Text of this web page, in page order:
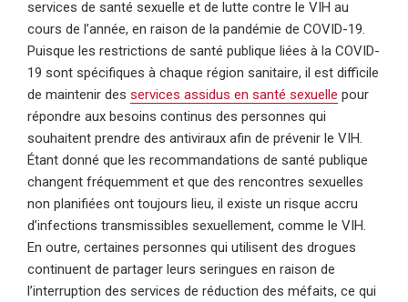
services de santé sexuelle et de lutte contre le VIH au
cours de l’année, en raison de la pandémie de COVID-19.
Puisque les restrictions de santé publique liées à la COVID-
19 sont spécifiques à chaque région sanitaire, il est difficile
de maintenir des services assidus en santé sexuelle pour
répondre aux besoins continus des personnes qui
souhaitent prendre des antiviraux afin de prévenir le VIH.
Étant donné que les recommandations de santé publique
changent fréquemment et que des rencontres sexuelles
non planifiées ont toujours lieu, il existe un risque accru
d’infections transmissibles sexuellement, comme le VIH.
En outre, certaines personnes qui utilisent des drogues
continuent de partager leurs seringues en raison de
l’interruption des services de réduction des méfaits, ce qui